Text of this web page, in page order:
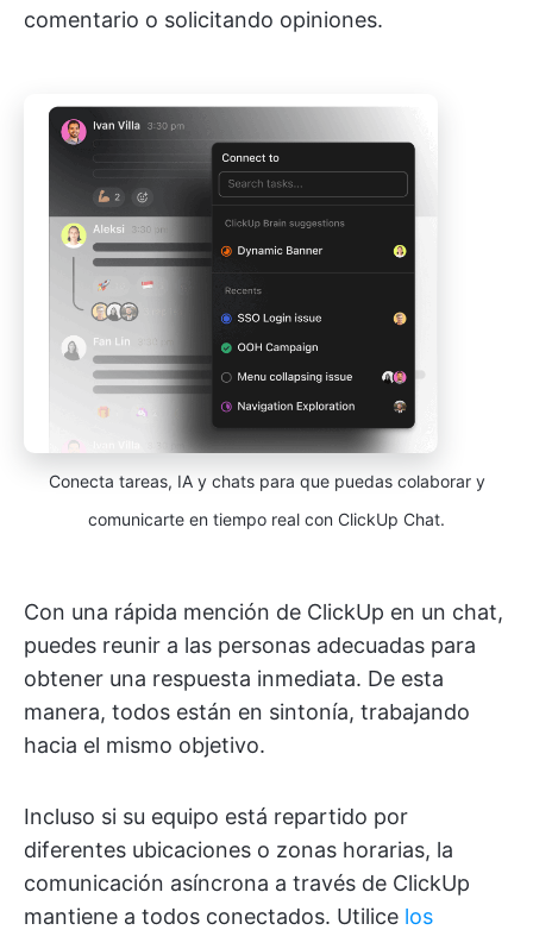
comentario o solicitando opiniones.
Conecta tareas, IA y chats para que puedas colaborar y
comunicarte en tiempo real con ClickUp Chat.
Con una rápida mención de ClickUp en un chat,
puedes reunir a las personas adecuadas para
obtener una respuesta inmediata. De esta
manera, todos están en sintonía, trabajando
hacia el mismo objetivo.
Incluso si su equipo está repartido por
diferentes ubicaciones o zonas horarias, la
comunicación asíncrona a través de ClickUp
mantiene a todos conectados. Utilice los